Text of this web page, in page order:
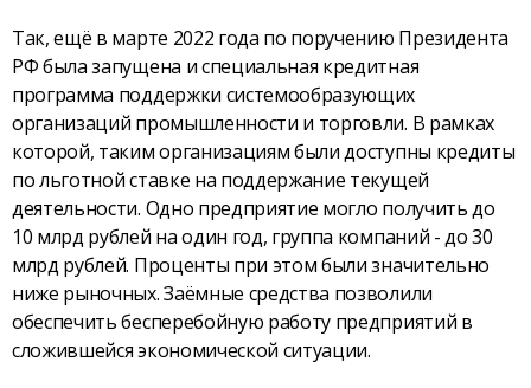
Так, ещё в марте 2022 года по поручению Президента
РФ была запущена и специальная кредитная
программа поддержки системообразующих
организаций промышленности и торговли. В рамках
которой, таким организациям были доступны кредиты
по льготной ставке на поддержание текущей
деятельности. Одно предприятие могло получить до
10 млрд рублей на один год, группа компаний - до 30
млрд рублей. Проценты при этом были значительно
ниже рыночных. Заёмные средства позволили
обеспечить бесперебойную работу предприятий в
сложившейся экономической ситуации.